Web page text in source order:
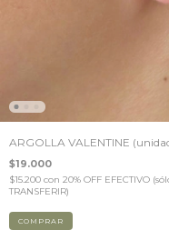
ARGOLLA VALENTINE
$19.000
$15.200 con 20% OFF EFECTIVO
TRANSFERIR)
COMPRAR